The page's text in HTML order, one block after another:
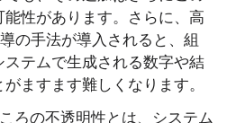
性があります。さらに、高
の手法が導入されると、組
テムで生成される数字や結
ますます難しくなります。
ろの不透明性とは、システム